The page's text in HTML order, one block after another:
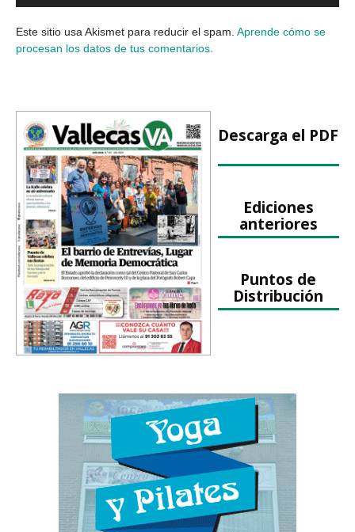
Este sitio usa Akismet para reducir el spam. Aprende cómo se
procesan los datos de tus comentarios.
Descarga el PDF
Ediciones
anteriores
Puntos de
Distribución